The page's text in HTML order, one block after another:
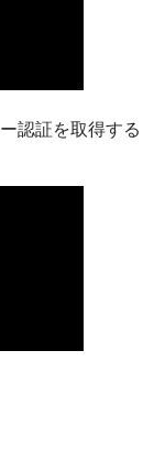
認証を取得する